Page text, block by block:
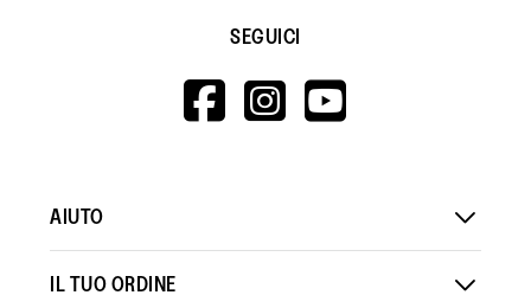
SEGUICI
HTTPS://
HTTPS://
AIUTO
IL TUO ORDINE